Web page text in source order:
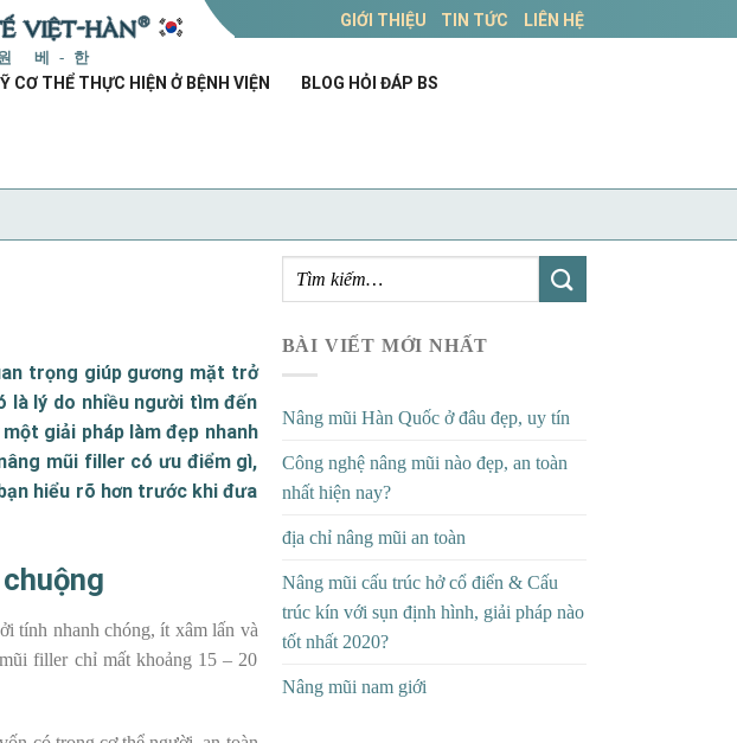
베-한
GIỚI THIỆU TIN TỨC LIÊN HỆ
CƠ THỂ THỰC HIỆN Ở BỆNH VIỆN BLOG HỎI ĐÁP BS
trọng giúp gương mặt trở
là lý do nhiều người tìm đến
giải pháp làm đẹp nhanh
mũi filler có ưu điểm gì,
hiểu rõ hơn trước khi đưa
tính nhanh chóng, ít xâm lấn và
filler chỉ mất khoảng 15 – 20
BÀI VIẾT MỚI NHẤT
Nâng mũi Hàn Quốc ở đâu đẹp, uy tín
Công nghệ nâng mũi nào đẹp, an toàn
nhất hiện nay?
địa chỉ nâng mũi an toàn
Nâng mũi cấu trúc hở cổ điển & Cấu
trúc kín với sụn định hình, giải pháp nào
tốt nhất 2020?
Nâng mũi nam giới